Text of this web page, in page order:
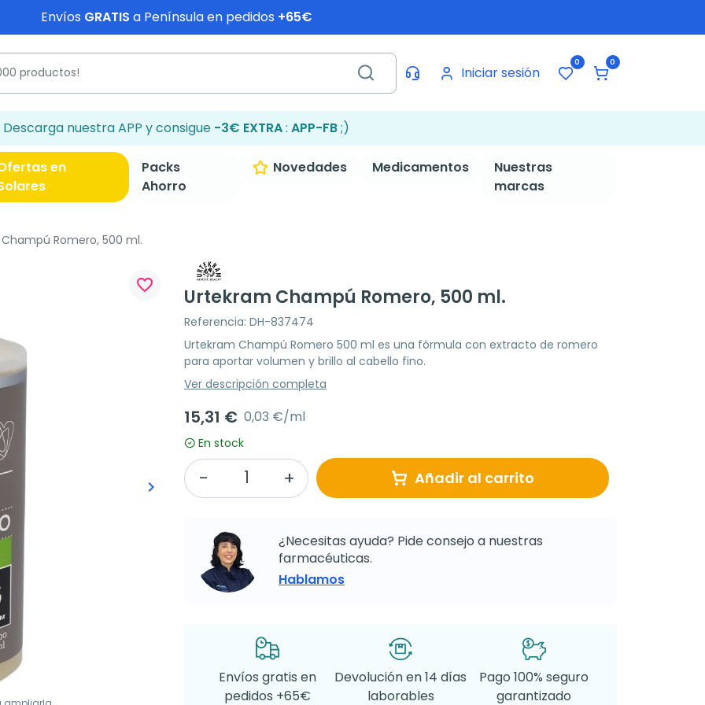
Envíos GRATIS a Península en pedidos +65€
Iniciar sesión
0 0
Descarga nuestra APP y consigue -3€ EXTRA: APP-FB;)
en
Packs
Ahorro
Novedades Medicamentos
Nuestras
marcas
Romero, 500 ml.
Siguiente
keyboard_arrow_right
favorite_border
Urtekram Champú Romero, 500 ml.
Referencia: DH-837474
Urtekram Champú Romero 500 ml es una fórmula con extracto de romero
para aportar volumen y brillo al cabello fino.
Ver descripción completa
15,31 € 0,03 €/ml
En stock
Añadir al carrito
¿Necesitas ayuda? Pide consejo a nuestras
farmacéuticas.
Hablamos
Envíos gratis en
pedidos +65€
Devolución en 14 días
laborables
Pago 100% seguro
garantizado